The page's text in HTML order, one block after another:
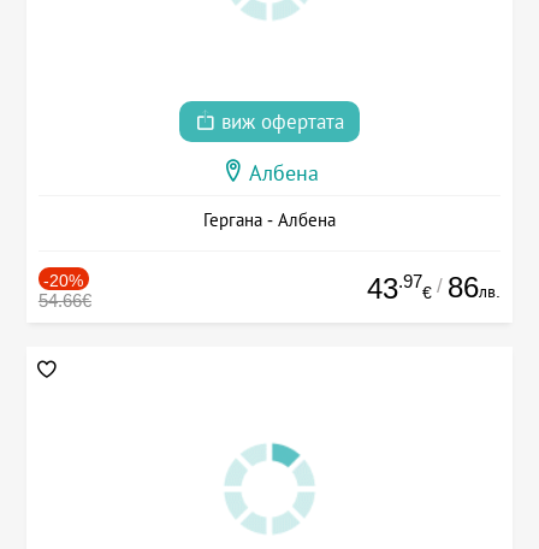
виж офертата
Албена
Гергана - Албена
-20%
54.66€ 43.97
€ / 86лв.